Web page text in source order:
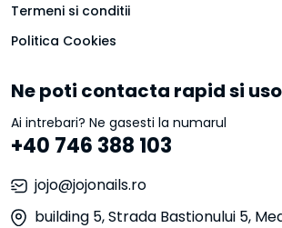
Termeni si conditii
Politica Cookies
Ne poti contacta rapid si
Ai intrebari? Ne gasesti la numarul
+40 746 388 103
jojo@jojonails.ro
building 5, Strada Bastionului 5,